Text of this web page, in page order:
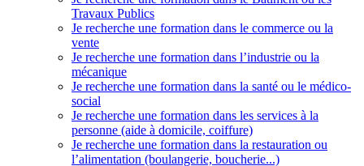
Travaux Publics
Je recherche une formation dans le commerce ou la
vente
Je recherche une formation dans l’industrie ou la
mécanique
Je recherche une formation dans la santé ou le médico-
social
Je recherche une formation dans les services à la
personne (aide à domicile, coiffure)
Je recherche une formation dans la restauration ou
l’alimentation (boulangerie, boucherie...)